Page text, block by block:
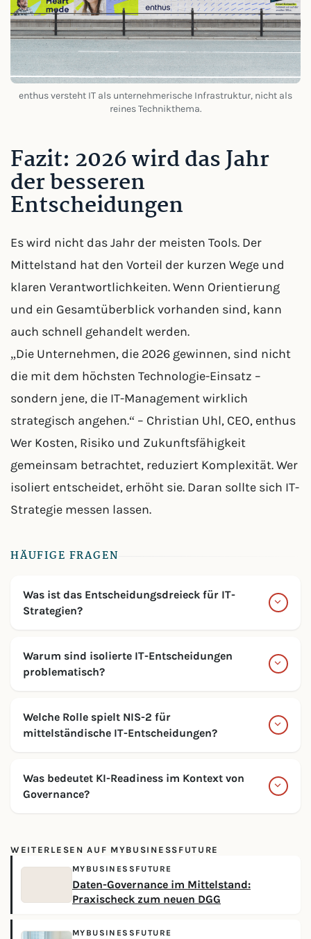
enthus versteht IT als unternehmerische Infrastruktur, nicht als
reines Technikthema.
Fazit: 2026 wird das Jahr
der besseren
Entscheidungen
Es wird nicht das Jahr der meisten Tools. Der
Mittelstand hat den Vorteil der kurzen Wege und
klaren Verantwortlichkeiten. Wenn Orientierung
und ein Gesamtüberblick vorhanden sind, kann
auch schnell gehandelt werden.
„Die Unternehmen, die 2026 gewinnen, sind nicht
die mit dem höchsten Technologie-Einsatz –
sondern jene, die IT-Management wirklich
strategisch angehen.“ – Christian Uhl, CEO, enthus
Wer Kosten, Risiko und Zukunftsfähigkeit
gemeinsam betrachtet, reduziert Komplexität. Wer
isoliert entscheidet, erhöht sie. Daran sollte sich IT-
Strategie messen lassen.
HÄUFIGE FRAGEN
Was ist das Entscheidungsdreieck für IT-
Strategien?
Warum sind isolierte IT-Entscheidungen
problematisch?
Welche Rolle spielt NIS-2 für
mittelständische IT-Entscheidungen?
Was bedeutet KI-Readiness im Kontext von
Governance?
WEITERLESEN AUF MYBUSINESSFUTURE
MYBUSINESSFUTURE
Daten-Governance im Mittelstand:
Praxischeck zum neuen DGG
MYBUSINESSFUTURE